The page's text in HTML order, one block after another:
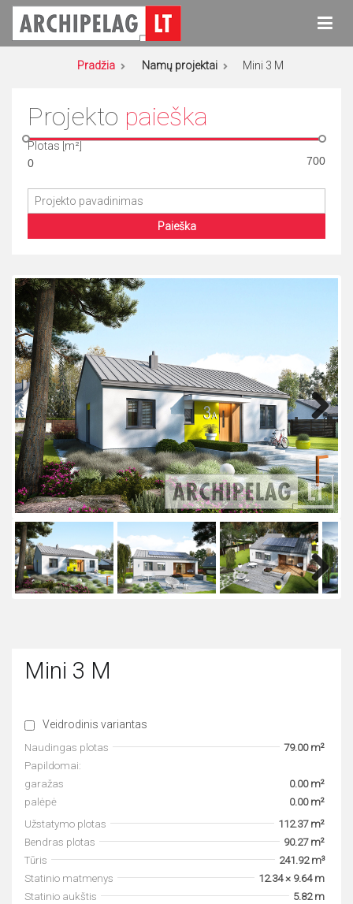
Eiti
turinio
Archipelag
Namų projektai
Pradžia Namų projektai Mini 3 M
Projekto paieška
Plotas [m²]
Paieška
Next
Mini 3 M
Veidrodinis variantas
Naudingas plotas
79.00 m²
Papildomai:
garažas
0.00 m²
palėpė
0.00 m²
Užstatymo plotas
112.37 m²
Bendras plotas
90.27 m²
Tūris
241.92 m³
Statinio matmenys
12.34 × 9.64 m
Statinio aukštis
5.82 m